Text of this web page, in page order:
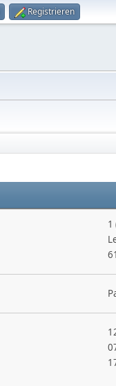
Registrieren
1
61